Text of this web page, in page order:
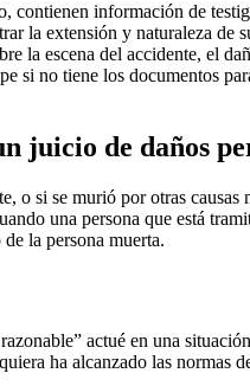
información de
la extensión y naturaleza
la escena del accidente, el
si no tiene los documentos
juicio de daños
o si se murió por otras
una persona que está
la persona muerta.
actué en una
ha alcanzado las normas